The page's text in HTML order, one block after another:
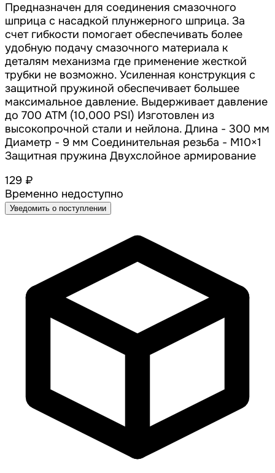
Предназначен для соединения смазочного
шприца с насадкой плунжерного шприца. За
счет гибкости помогает обеспечивать более
удобную подачу смазочного материала к
деталям механизма где применение жесткой
трубки не возможно. Усиленная конструкция с
защитной пружиной обеспечивает большее
максимальное давление. Выдерживает давление
до 700 АТМ (10,000 PSI) Изготовлен из
высокопрочной стали и нейлона. Длина - 300 мм
Диаметр - 9 мм Соединительная резьба - M10×1
Защитная пружина Двухслойное армирование
129 ₽
Временно недоступно
Уведомить о поступлении